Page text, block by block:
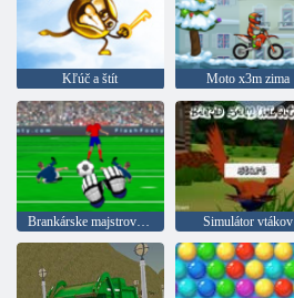
Kľúč a štít Moto x3m zima
Simulátor vtákov